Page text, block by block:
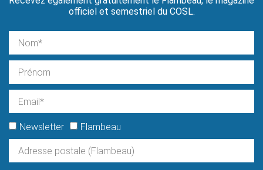
officiel et semestriel du COSL.
Newsletter Flambeau